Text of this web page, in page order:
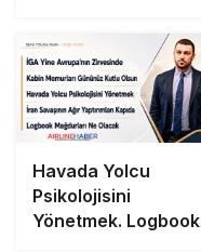
Havada Yolcu
Psikolojisini
Yönetmek. Logbook